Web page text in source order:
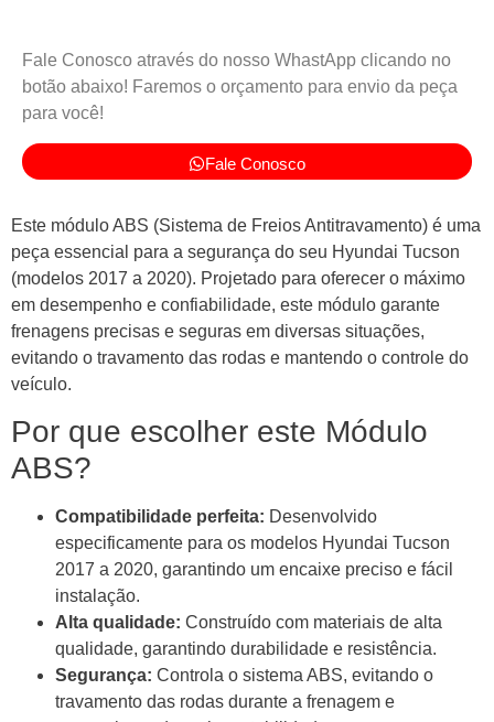
Fale Conosco através do nosso WhastApp clicando no
botão abaixo! Faremos o orçamento para envio da peça
para você!
Fale Conosco
Este módulo ABS (Sistema de Freios Antitravamento) é uma
peça essencial para a segurança do seu Hyundai Tucson
(modelos 2017 a 2020). Projetado para oferecer o máximo
em desempenho e confiabilidade, este módulo garante
frenagens precisas e seguras em diversas situações,
evitando o travamento das rodas e mantendo o controle do
veículo.
Por que escolher este Módulo
ABS?
Compatibilidade perfeita: Desenvolvido
especificamente para os modelos Hyundai Tucson
2017 a 2020, garantindo um encaixe preciso e fácil
instalação.
Alta qualidade: Construído com materiais de alta
qualidade, garantindo durabilidade e resistência.
Segurança: Controla o sistema ABS, evitando o
travamento das rodas durante a frenagem e